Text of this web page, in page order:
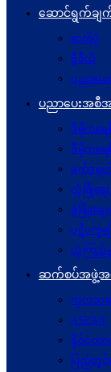
ဆောင်ရွက်ချက်
ဓာတ်ပုံ
ဗွီဒီယို
ပညာပေး
ပညာပေးအစီ
ဒီမိုကရ
ဒီမိုကရေ
ဖက်ဒရယ်
လုံခြုံရေ
ဖွံဖြိုးရေ
ပဋိပက္ခ‌ဖ
ယုံကြည်
ဆက်စပ်အဖွဲ့အစ
ကုလသမ
ASEAN
နိုင်ငံတက
ပြည်တွင်